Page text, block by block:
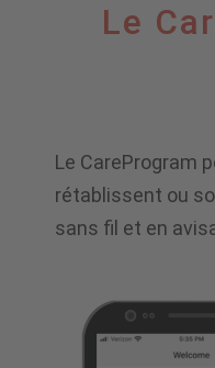
Le
pour
Le
Le CareProgram
rétablissent ou
sans fil et en